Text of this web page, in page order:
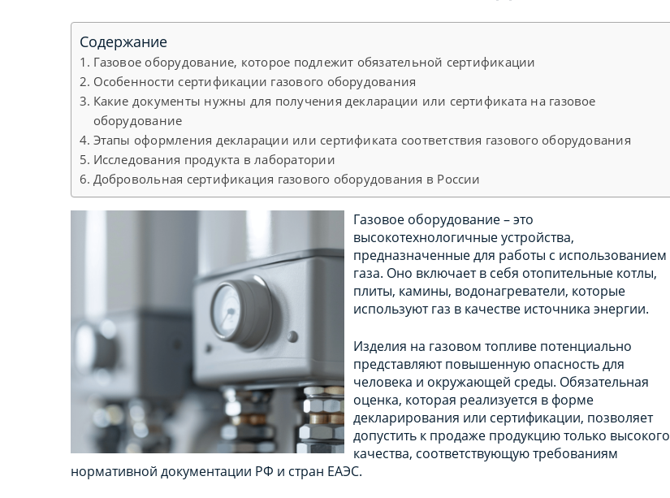
Содержание
Газовое оборудование, которое подлежит обязательной сертификации
Особенности сертификации газового оборудования
Какие документы нужны для получения декларации или сертификата на газовое
оборудование
Этапы оформления декларации или сертификата соответствия газового оборудования
Исследования продукта в лаборатории
Добровольная сертификация газового оборудования в России
Газовое оборудование – это
высокотехнологичные устройства,
предназначенные для работы с использованием
газа. Оно включает в себя отопительные котлы,
плиты, камины, водонагреватели, которые
используют газ в качестве источника энергии.
Изделия на газовом топливе потенциально
представляют повышенную опасность для
человека и окружающей среды. Обязательная
оценка, которая реализуется в форме
декларирования или сертификации, позволяет
допустить к продаже продукцию только высокого
качества, соответствующую требованиям
нормативной документации РФ и стран ЕАЭС.